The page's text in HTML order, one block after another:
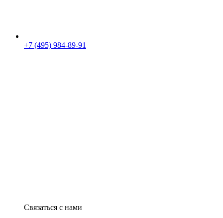
+7 (495) 984-89-91
Связаться с нами